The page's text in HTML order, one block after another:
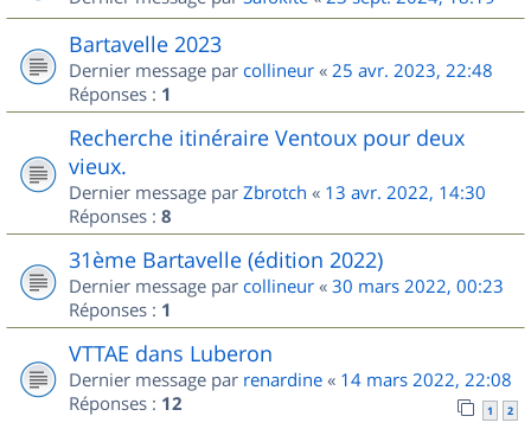
Bartavelle 2023
Dernier message par collineur « 25 avr. 2023, 22:48
Réponses : 1
Recherche itinéraire Ventoux pour deux
vieux.
Dernier message par Zbrotch « 13 avr. 2022, 14:30
Réponses : 8
31ème Bartavelle (édition 2022)
Dernier message par collineur « 30 mars 2022, 00:23
Réponses : 1
VTTAE dans Luberon
Dernier message par renardine « 14 mars 2022, 22:08
Réponses : 12 1 2